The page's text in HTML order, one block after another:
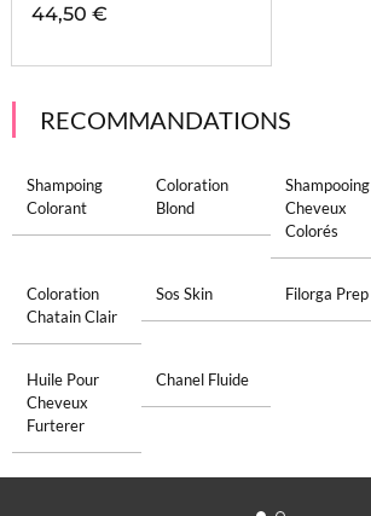
44,50 €
RECOMMANDATIONS
Shampoing
Colorant
Coloration
Blond
Shampooing
Cheveux
Colorés
Coloration
Chatain Clair
Sos Skin Filorga Prep
Huile Pour
Cheveux
Furterer
Chanel Fluide